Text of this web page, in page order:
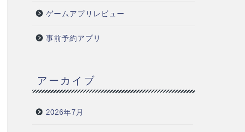
ゲームアプリレビュー
事前予約アプリ
アーカイブ
2026年7月